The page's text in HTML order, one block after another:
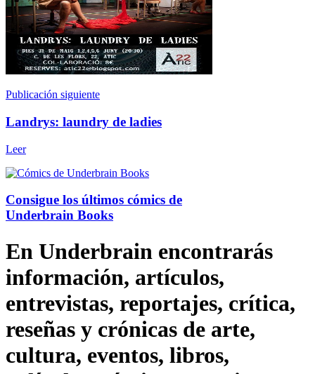
Publicación siguiente
Landrys: laundry de ladies
Leer
Consigue los últimos cómics de
Underbrain Books
En Underbrain encontrarás
información, artículos,
entrevistas, reportajes, crítica,
reseñas y crónicas de arte,
cultura, eventos, libros,